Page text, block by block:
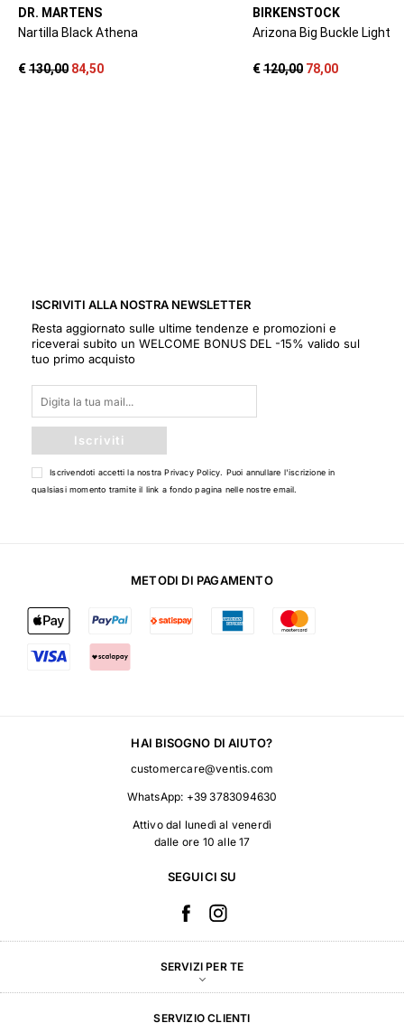
ISCRIVITI ALLA NOSTRA NEWSLETTER
Resta aggiornato sulle ultime tendenze e promozioni e
riceverai subito un WELCOME BONUS DEL -15% valido sul
tuo primo acquisto
Iscriviti
Iscrivendoti accetti la nostraPrivacy Policy . Puoi annullare l'iscrizione in
qualsiasi momento tramite il link a fondo pagina nelle nostre email.
METODI DI PAGAMENTO
HAI BISOGNO DI AIUTO?
customercare@ventis.com
WhatsApp: +39 3783094630
Attivo dal lunedì al venerdì
dalle ore 10 alle 17
SEGUICI SU
SERVIZI PER TE
SERVIZIO CLIENTI